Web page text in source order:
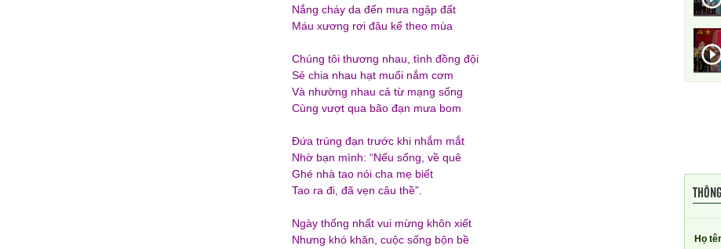
Nắng cháy da đến mưa ngập đất
Máu xương rơi đâu kể theo mùa
Chúng tôi thương nhau, tình đồng đội
Sẻ chia nhau hạt muối nắm cơm
Và nhường nhau cả từ mạng sống
Cùng vượt qua bão đạn mưa bom
Đứa trúng đạn trước khi nhắm mắt
Nhờ bạn mình: “Nếu sống, về quê
Ghé nhà tao nói cha mẹ biết
Tao ra đi, đã vẹn câu thề”.
Ngày thống nhất vui mừng khôn xiết
Nhưng khó khăn, cuộc sống bộn bề
Họ